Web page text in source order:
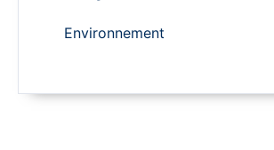
Environnement